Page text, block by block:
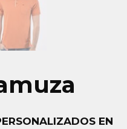
EN